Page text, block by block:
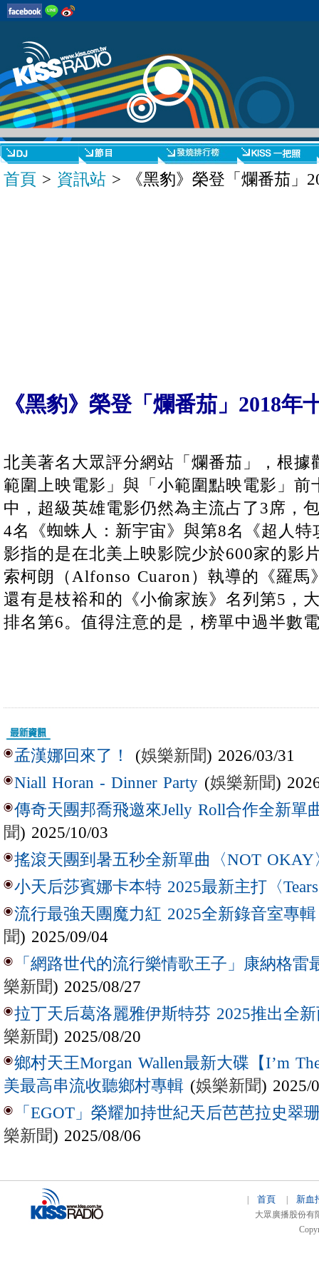
首頁 > 資訊站 > 《黑豹》榮登「爛番茄」
《黑豹》榮登「爛番茄」2018年
北美著名大眾評分網站「爛番茄」，根據
範圍上映電影」與「小範圍點映電影」前
中，超級英雄電影仍然為主流占了3席，
4名《蜘蛛人：新宇宙》與第8名《超人
影指的是在北美上映影院少於600家的影
索柯朗（Alfonso Cuaron）執導的《羅馬
還有是枝裕和的《小偷家族》名列第5，
排名第6。值得注意的是，榜單中過半數
孟漢娜回來了！ (娛樂新聞) 2026/03/31
Niall Horan - Dinner Party (娛樂新聞)
傳奇天團邦喬飛邀來Jelly Roll合作全新單
聞) 2025/10/03
搖滾天團到暑五秒全新單曲〈NOT OKAY
小天后莎賓娜卡本特 2025最新主打〈
流行最強天團魔力紅 2025全新錄音室專
聞) 2025/09/04
「網路世代的流行樂情歌王子」康納格雷
樂新聞) 2025/08/27
拉丁天后葛洛麗雅伊斯特芬 2025推出全新
樂新聞) 2025/08/20
鄉村天王Morgan Wallen最新大碟【I’m
美最高串流收聽鄉村專輯 (娛樂新聞) 2025/
「EGOT」榮耀加持世紀天后芭芭拉史翠
樂新聞) 2025/08/06
首頁 新血
大眾廣播股份有